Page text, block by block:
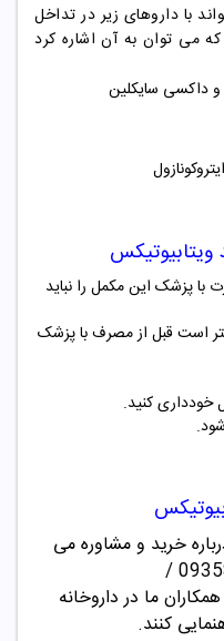
با داروهای زیر در تداخل
می توان به آن اشاره کرد
و داکسی سایکلین
با پزشک این مکمل را نباید
است قبل از مصرف با پزشک
کنید.
.
خرید و مشاوره می
توانید با این شماره ها 09358343612 /
ما در داروخانه
کنند.